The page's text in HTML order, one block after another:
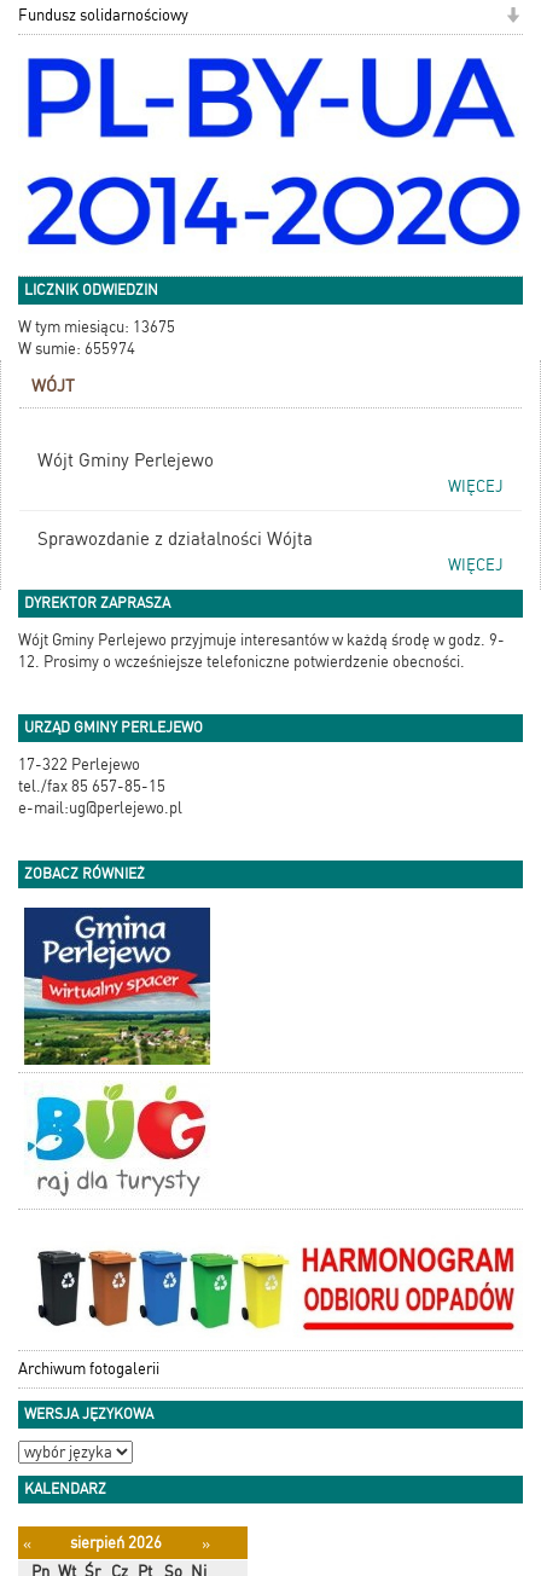
Fundusz solidarnościowy
LICZNIK ODWIEDZIN
W tym miesiącu: 13675
W sumie: 655974
WÓJT
Wójt Gminy Perlejewo
WIĘCEJ
Sprawozdanie z działalności Wójta
WIĘCEJ
DYREKTOR ZAPRASZA
Wójt Gminy Perlejewo przyjmuje interesantów w każdą środę w godz. 9-
12. Prosimy o wcześniejsze telefoniczne potwierdzenie obecności.
URZĄD GMINY PERLEJEWO
17-322 Perlejewo
tel./fax 85 657-85-15
e-mail:ug@perlejewo.pl
ZOBACZ RÓWNIEŻ
Archiwum fotogalerii
WERSJA JĘZYKOWA
KALENDARZ
« sierpień 2026
»
Pn Wt Śr Cz Pt So Ni